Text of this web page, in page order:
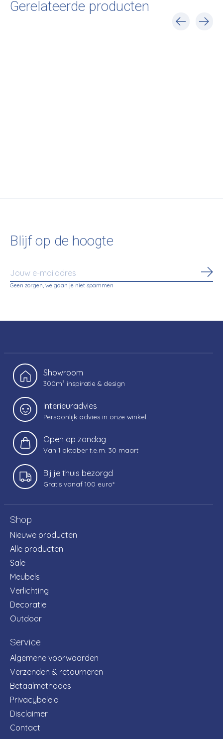
Gerelateerde producten
Blijf op de hoogte
Geen zorgen, we gaan je niet spammen
Showroom
300m² inspiratie & design
Interieuradvies
Persoonlijk advies in onze winkel
Open op zondag
Van 1 oktober t.e.m. 30 maart
Bij je thuis bezorgd
Gratis vanaf 100 euro*
Shop
Nieuwe producten
Alle producten
Sale
Meubels
Verlichting
Decoratie
Outdoor
Service
Algemene voorwaarden
Verzenden & retourneren
Betaalmethodes
Privacybeleid
Disclaimer
Contact